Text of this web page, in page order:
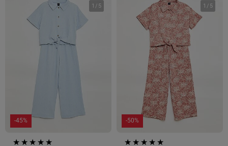
1 / 5
-45%
1 / 5
-50%